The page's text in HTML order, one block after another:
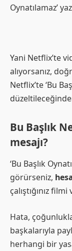
Oynatılamaz’
Yani Netflix’te
alıyorsanız,
Netflix’te ‘Bu
Bu Başlık
mesajı?
‘Bu Başlık
görürseniz,
çalıştığınız
Hata,
başkalarıyla
herhangi bir